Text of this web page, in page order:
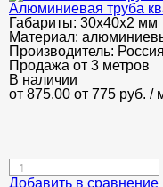
Алюминиевая труба
Габариты: 30х40х2 мм
Материал:
Производитель: Россия
Продажа от 3 метров
В наличии
от 875.00 от 775 руб. /
Добавить в сравнение